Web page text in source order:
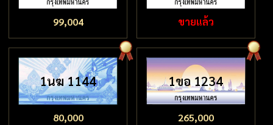
99,004 ขายแล้ว
1นฆ 1144
80,000
1ขอ 1234
265,000